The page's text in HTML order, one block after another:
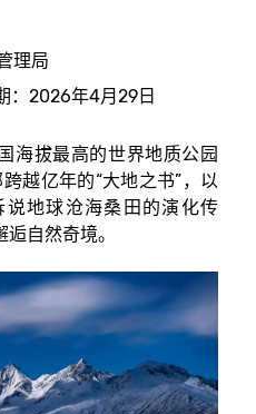
理局
：2026年4月29日
拔最高的世界地质公园
越亿年的“大地之书”，以
地球沧海桑田的演化传
自然奇境。